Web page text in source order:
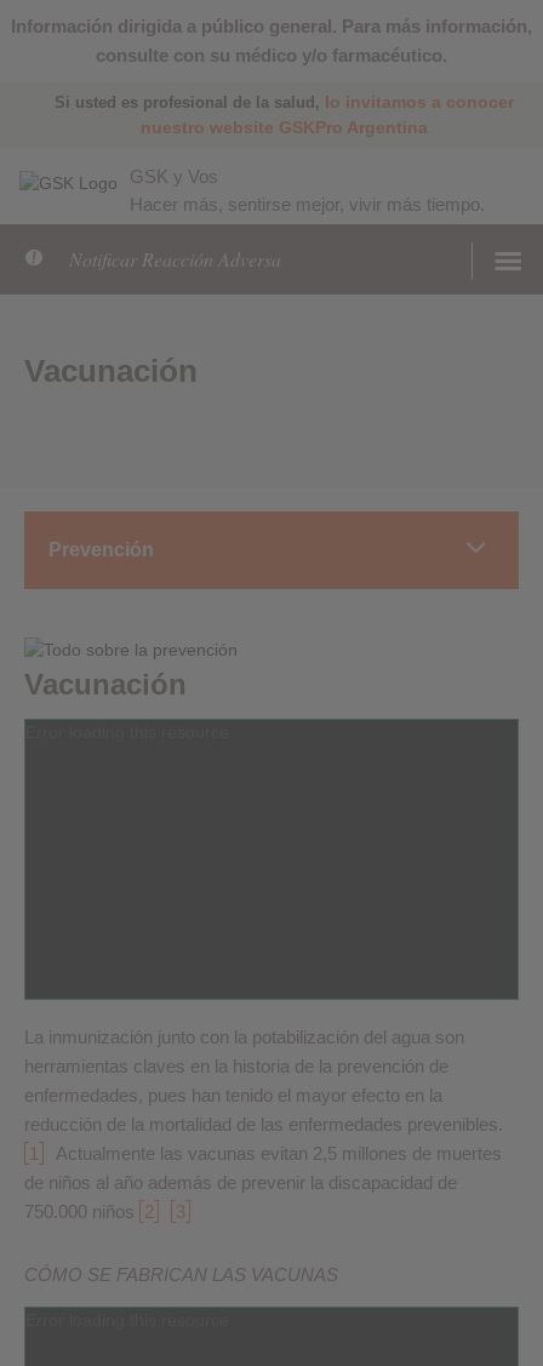
Información dirigida a público general. Para más información,
consulte con su médico y/o farmacéutico.
Si usted es profesional de la salud, lo invitamos a conocer
nuestro website GSKPro Argentina
GSK y Vos
Hacer más, sentirse mejor, vivir más tiempo.
Notificar Reacción Adversa
Vacunación
Prevención
Vacunación
La inmunización junto con la potabilización del agua son
herramientas claves en la historia de la prevención de
enfermedades, pues han tenido el mayor efecto en la
reducción de la mortalidad de las enfermedades prevenibles.
1
Actualmente las vacunas evitan 2,5 millones de muertes
de niños al año además de prevenir la discapacidad de
750.000 niños 2 3
CÓMO SE FABRICAN LAS VACUNAS